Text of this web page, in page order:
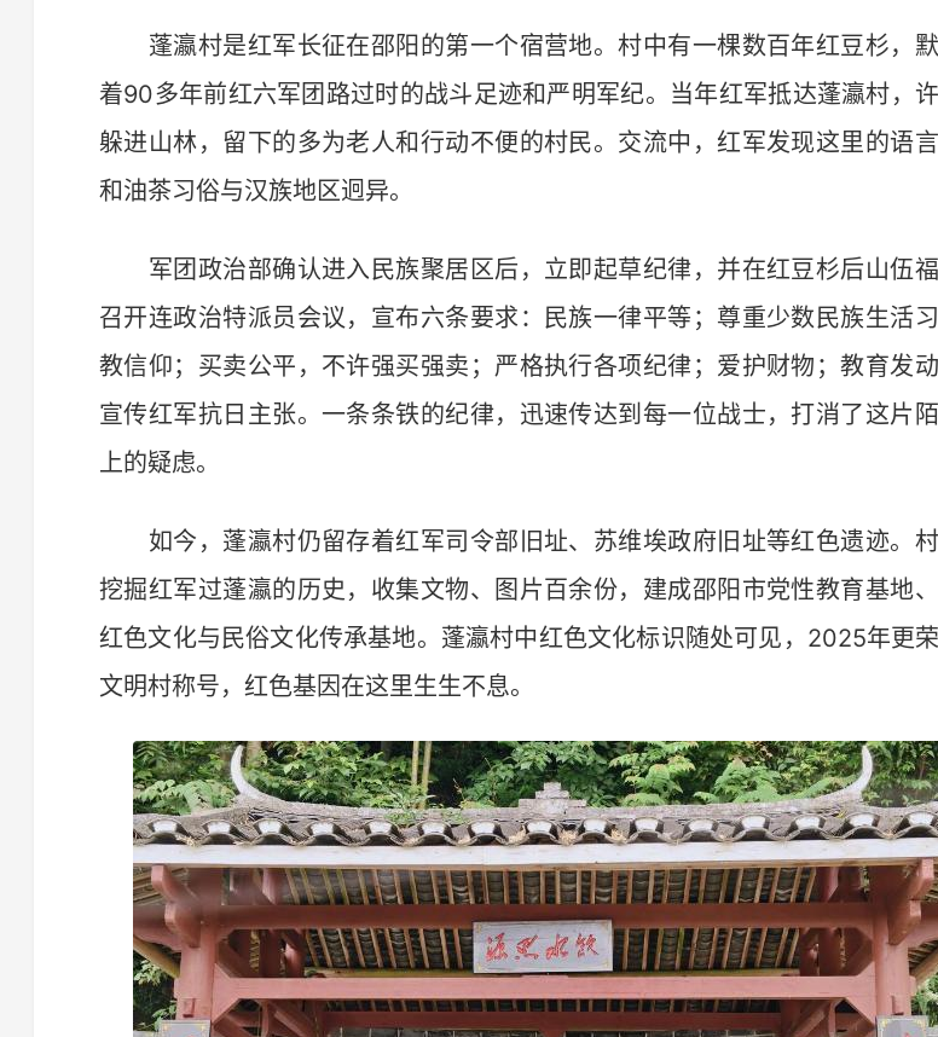
蓬瀛村是红军长征在邵阳的第一个宿营地。村中有一棵数百年红豆杉，
着90多年前红六军团路过时的战斗足迹和严明军纪。当年红军抵达蓬瀛村，
躲进山林，留下的多为老人和行动不便的村民。交流中，红军发现这里的语
和油茶习俗与汉族地区迥异。
军团政治部确认进入民族聚居区后，立即起草纪律，并在红豆杉后山伍
召开连政治特派员会议，宣布六条要求：民族一律平等；尊重少数民族生活
教信仰；买卖公平，不许强买强卖；严格执行各项纪律；爱护财物；教育发动
宣传红军抗日主张。一条条铁的纪律，迅速传达到每一位战士，打消了这片
上的疑虑。
如今，蓬瀛村仍留存着红军司令部旧址、苏维埃政府旧址等红色遗迹。
挖掘红军过蓬瀛的历史，收集文物、图片百余份，建成邵阳市党性教育基地
红色文化与民俗文化传承基地。蓬瀛村中红色文化标识随处可见，2025年更
文明村称号，红色基因在这里生生不息。